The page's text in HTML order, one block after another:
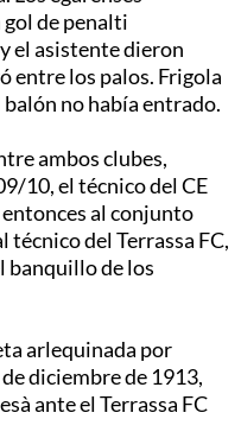
gol de penalti
el asistente dieron
entre los palos. Frigola
no había entrado.
ambos clubes,
10, el técnico del CE
al conjunto
técnico del Terrassa FC,
banquillo de los
arlequinada por
diciembre de 1913,
ante el Terrassa FC